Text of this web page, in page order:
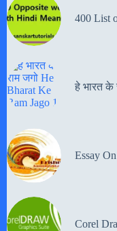
400 List
हे भारत के
Essay
Corel